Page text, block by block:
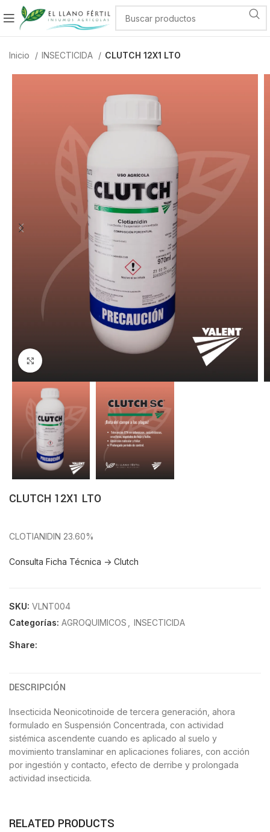
Inicio INSECTICIDA CLUTCH 12X1 LTO
CLUTCH 12X1 LTO
CLOTIANIDIN 23.60%
Consulta Ficha Técnica -> Clutch
SKU: VLNT004
Categorías: AGROQUIMICOS INSECTICIDA
Share:
DESCRIPCIÓN
Insecticida Neonicotinoide de tercera generación, ahora
formulado en Suspensión Concentrada, con actividad
sistémica ascendente cuando es aplicado al suelo y
movimiento translaminar en aplicaciones foliares, con acción
por ingestión y contacto, efecto de derribe y prolongada
actividad insecticida.
RELATED PRODUCTS